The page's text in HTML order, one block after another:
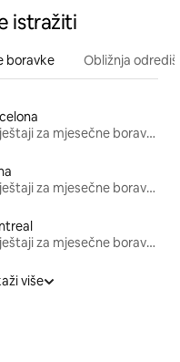
istražiti
boravke Obližnja
Smještaji za mjesečne boravke
Smještaji za mjesečne boravke
Smještaji za mjesečne boravke
više